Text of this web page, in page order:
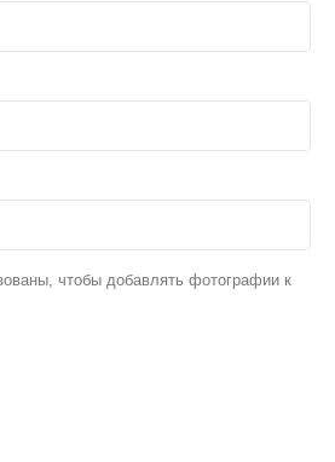
чтобы добавлять фотографии к